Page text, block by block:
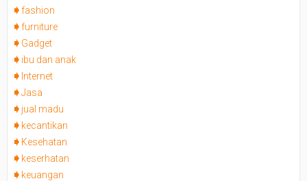
fashion
furniture
Gadget
ibu dan anak
Internet
Jasa
jual madu
kecantikan
Kesehatan
keserhatan
keuangan